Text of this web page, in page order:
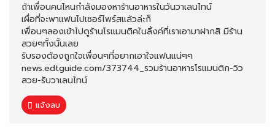
ถ้าเพื่อนคนไหนกำลังมองหาร้านอาหารในวันวาเลนไทน์
เผื่อที่จะพาแฟนไปเซอร์ไพร์สแล้วล่ะก็
เพื่อนๆลองเข้าไปดูร้านโรแมนติคในลิ้งค์ที่เราเอามาฝากสิ มีร้าน
สวยๆทั้งนั้นเลย
รับรองต้องถูกใจเพื่อนๆที่อยากเอาใจแฟนแน่ๆๆ
news.edtguide.com/373744_รวมร้านอาหารโรแมนติก-วิว
สวย-รับวาเลนไทน์
แจ้งลบ